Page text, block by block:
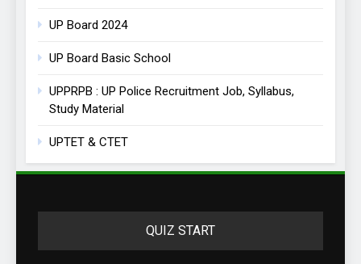
UP Board 2024
UP Board Basic School
UPPRPB : UP Police Recruitment Job, Syllabus,
Study Material
UPTET & CTET
QUIZ START